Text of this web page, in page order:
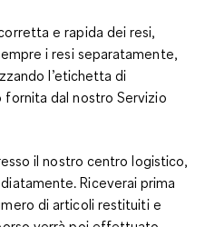
e rapida dei resi,
i resi separatamente,
l’etichetta di
fornita dal nostro Servizio
il nostro centro logistico,
Riceverai prima
di articoli restituiti e